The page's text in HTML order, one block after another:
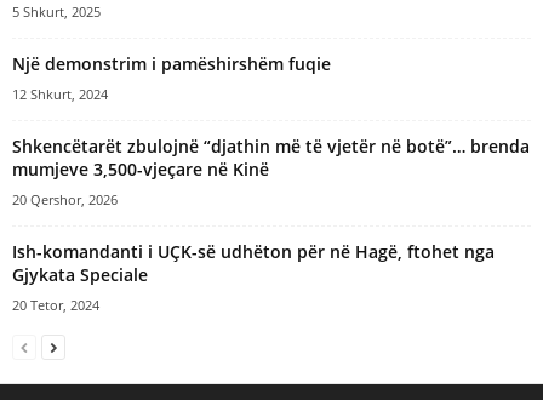
5 Shkurt, 2025
Një demonstrim i pamëshirshëm fuqie
12 Shkurt, 2024
Shkencëtarët zbulojnë “djathin më të vjetër në botë”… brenda
mumjeve 3,500-vjeçare në Kinë
20 Qershor, 2026
Ish-komandanti i UÇK-së udhëton për në Hagë, ftohet nga
Gjykata Speciale
20 Tetor, 2024